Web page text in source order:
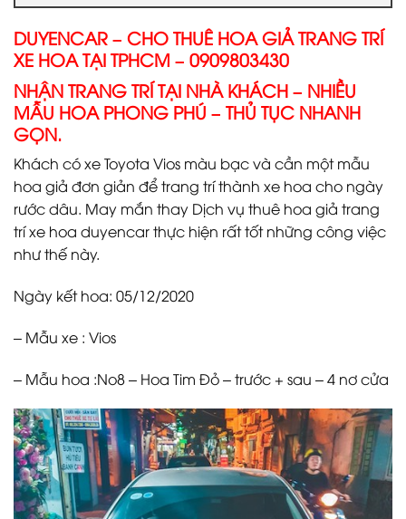
DUYENCAR – CHO THUÊ HOA GIẢ TRANG TRÍ
XE HOA TẠI TPHCM – 0909803430
NHẬN TRANG TRÍ TẠI NHÀ KHÁCH – NHIỀU
MẪU HOA PHONG PHÚ – THỦ TỤC NHANH
GỌN.
Khách có xe Toyota Vios màu bạc và cần một mẫu
hoa giả đơn giản để trang trí thành xe hoa cho ngày
rước dâu. May mắn thay Dịch vụ thuê hoa giả trang
trí xe hoa duyencar thực hiện rất tốt những công việc
như thế này.
Ngày kết hoa: 05/12/2020
– Mẫu xe : Vios
– Mẫu hoa :No8 – Hoa Tim Đỏ – trước + sau – 4 nơ cửa